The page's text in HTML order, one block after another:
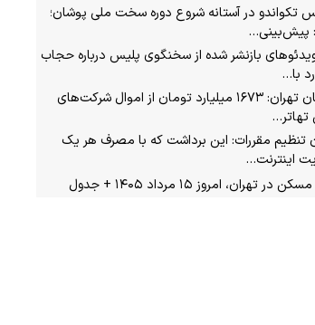
تکواندو در آستانه شروع دوره سخت ملی پوشان؛
پیش‌بینی…
ویدئوهای بازنشر شده از سخنگوی پلیس درباره حجاب
با…
دادستان تهران: ۱۶۷۳ میلیارد تومان از اموال شرکت‌های
تهاتر…
تنظیم مقررات: این برداشت که با مصرف هر یک
اینترنت…
تهران، امروز ۱۵ مرداد ۱۴۰۵ + جدول